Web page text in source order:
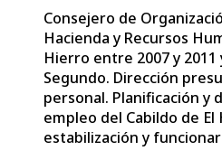
Consejero de
Hacienda y Recursos
Hierro entre 2007 y
Segundo. Dirección
personal. Planificación y
empleo del Cabildo de
estabilización y